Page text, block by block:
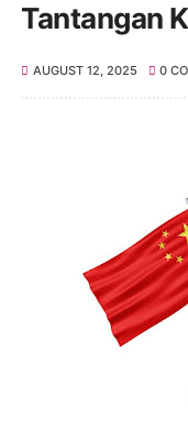
Tantangan
AUGUST 12, 2025 0